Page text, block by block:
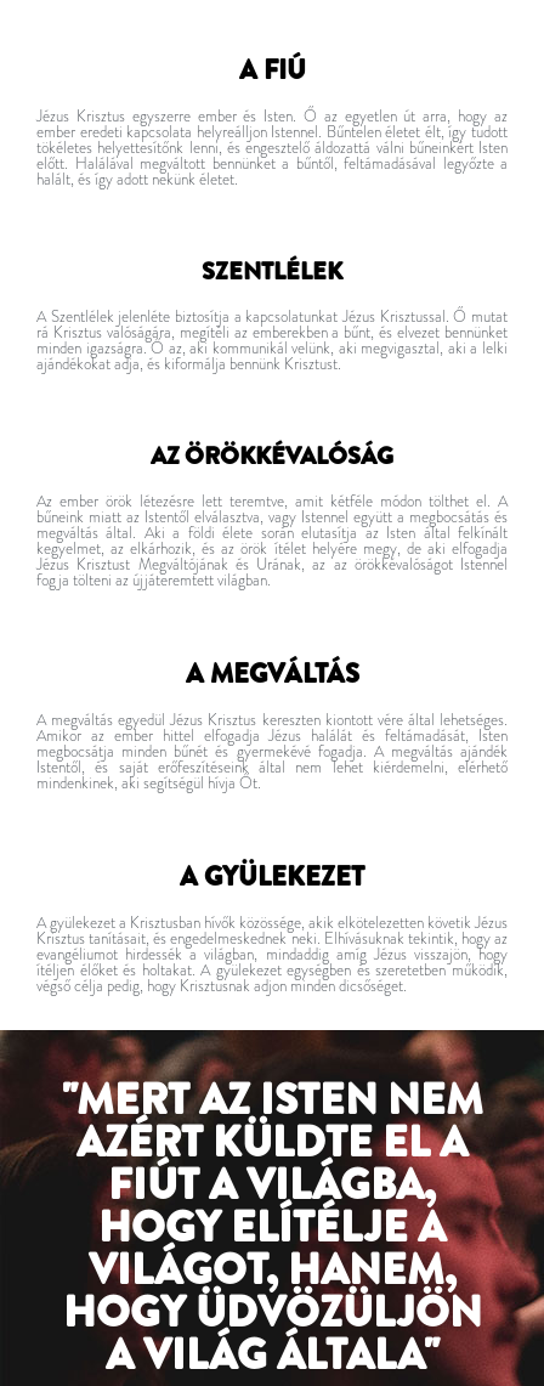
A FIÚ
Jézus Krisztus egyszerre ember és Isten. Ő az egyetlen út arra, hogy az
ember eredeti kapcsolata helyreálljon Istennel. Bűntelen életet élt, így tudott
tökéletes helyettesítőnk lenni, és engesztelő áldozattá válni bűneinkért Isten
előtt. Halálával megváltott bennünket a bűntől, feltámadásával legyőzte a
halált, és így adott nekünk életet.
SZENTLÉLEK
A Szentlélek jelenléte biztosítja a kapcsolatunkat Jézus Krisztussal. Ő mutat
rá Krisztus valóságára, megítéli az emberekben a bűnt, és elvezet bennünket
minden igazságra. Ő az, aki kommunikál velünk, aki megvigasztal, aki a lelki
ajándékokat adja, és kiformálja bennünk Krisztust.
AZ ÖRÖKKÉVALÓSÁG
Az ember örök létezésre lett teremtve, amit kétféle módon tölthet el. A
bűneink miatt az Istentől elválasztva, vagy Istennel együtt a megbocsátás és
megváltás által. Aki a földi élete során elutasítja az Isten által felkínált
kegyelmet, az elkárhozik, és az örök ítélet helyére megy, de aki elfogadja
Jézus Krisztust Megváltójának és Urának, az az örökkévalóságot Istennel
fogja tölteni az újjáteremtett világban.
A MEGVÁLTÁS
A megváltás egyedül Jézus Krisztus kereszten kiontott vére által lehetséges.
Amikor az ember hittel elfogadja Jézus halálát és feltámadását, Isten
megbocsátja minden bűnét és gyermekévé fogadja. A megváltás ajándék
Istentől, és saját erőfeszítéseink által nem lehet kiérdemelni, elérhető
mindenkinek, aki segítségül hívja Őt.
A GYÜLEKEZET
A gyülekezet a Krisztusban hívők közössége, akik elkötelezetten követik Jézus
Krisztus tanításait, és engedelmeskednek neki. Elhívásuknak tekintik, hogy az
evangéliumot hirdessék a világban, mindaddig amíg Jézus visszajön, hogy
ítéljen élőket és holtakat. A gyülekezet egységben és szeretetben működik,
végső célja pedig, hogy Krisztusnak adjon minden dicsőséget.
"MERT AZ ISTEN NEM
AZÉRT KÜLDTE EL A
FIÚT A VILÁGBA,
HOGY ELÍTÉLJE A
VILÁGOT, HANEM,
HOGY ÜDVÖZÜLJÖN
A VILÁG ÁLTALA"